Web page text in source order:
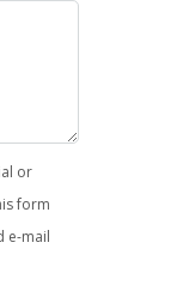
or
form
e-mail